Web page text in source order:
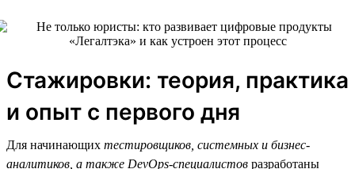
Стажировки: теория, практика
и опыт с первого дня
Для начинающих тестировщиков, системных и бизнес-
аналитиков, а также DevOps-специалистов разработаны